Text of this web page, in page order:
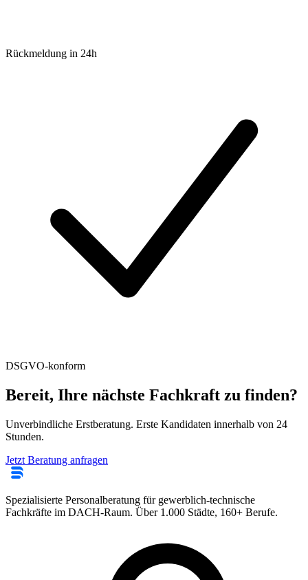
Rückmeldung in 24h
DSGVO-konform
Bereit, Ihre nächste Fachkraft zu finden?
Unverbindliche Erstberatung. Erste Kandidaten innerhalb von 24
Stunden.
Jetzt Beratung anfragen
Spezialisierte Personalberatung für gewerblich-technische
Fachkräfte im DACH-Raum. Über 1.000 Städte, 160+ Berufe.